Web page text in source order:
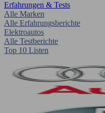
Erfahrungen & Tests
Alle Marken
Alle Erfahrungsberichte
Elektroautos
Alle Testberichte
Top 10 Listen